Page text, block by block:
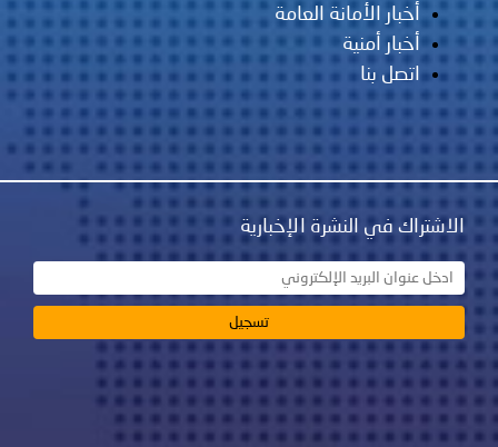
أخبار الأمانة العامة
أخبار أمنية
اتصل بنا
الاشتراك في النشرة الإخبارية